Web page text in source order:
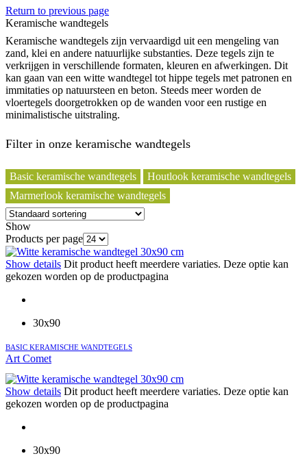
Return to previous page
Keramische wandtegels
Keramische wandtegels zijn vervaardigd uit een mengeling van
zand, klei en andere natuurlijke substanties. Deze tegels zijn te
verkrijgen in verschillende formaten, kleuren en afwerkingen. Dit
kan gaan van een witte wandtegel tot hippe tegels met patronen en
immitaties op natuursteen en beton. Steeds meer worden de
vloertegels doorgetrokken op de wanden voor een rustige en
minimalistische uitstraling.
Filter in onze keramische wandtegels
Basic keramische wandtegels
Houtlook keramische wandtegels
Marmerlook keramische wandtegels
Show
Products per page
Show details Dit product heeft meerdere variaties. Deze optie kan
gekozen worden op de productpagina
30x90
BASIC KERAMISCHE WANDTEGELS
Art Comet
Show details Dit product heeft meerdere variaties. Deze optie kan
gekozen worden op de productpagina
30x90